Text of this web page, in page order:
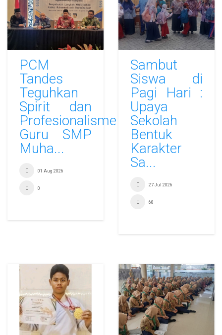
PCM
Tandes
Teguhkan
Spirit dan
Profesionalisme
Guru SMP
Muha...
01 Aug 2026
0
Sambut
Siswa di
Pagi Hari :
Upaya
Sekolah
Bentuk
Karakter
Sa...
27 Jul 2026
68